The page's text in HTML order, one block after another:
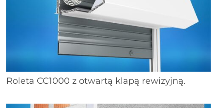
Roleta CC1000 z otwartą klapą rewizyjną.